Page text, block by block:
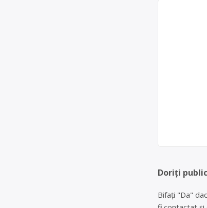
Doriți
Bifați "Da"